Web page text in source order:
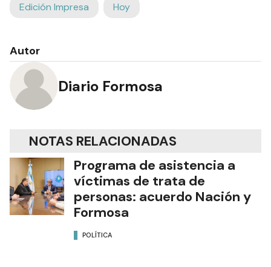
Edición Impresa Hoy
Autor
Diario Formosa
NOTAS RELACIONADAS
Programa de asistencia a
víctimas de trata de
personas: acuerdo Nación y
Formosa
POLÍTICA